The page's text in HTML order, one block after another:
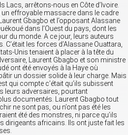
Lacs, arrêtons-nous en Côte d’Ivoire.
un effroyable massacre dans le cadre
Gbagbo et l’opposant Alassane
dans l’Ouest du pays, dont les
du monde. A ce jour, leurs auteurs
C’était les forces d’Alassane Ouattara,
Unis tenaient à placer à la tête du
Laurent Gbagbo et son ministre
ont été envoyés à la Haye où
un dossier solide à leur charge. Mais
qui compte c’était qu’ils subissent
leurs adversaires, pourtant
documentés. Laurent Gbagbo tout
ne sont pas, ou n’ont pas été les
été des monstres, ni parce qu’ils
dirigeants africains. Ils ont juste fait les